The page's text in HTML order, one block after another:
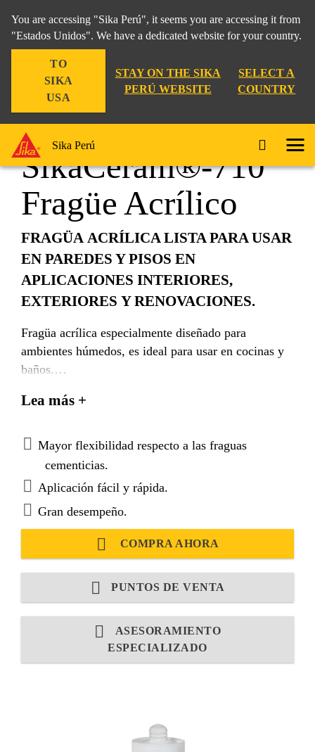
You are accessing "Sika Perú", it seems you are accessing it from
"Estados Unidos". We have a dedicated website for your country.
TO
SIKA
USA
STAY ON THE SIKA
PERÚ WEBSITE
SELECT A
COUNTRY
Sika Perú
Construcción SikaCeram®-710 Fragüe Acrílico
SikaCeram®-710
Fragüe Acrílico
FRAGÜA ACRÍLICA LISTA PARA USAR
EN PAREDES Y PISOS EN
APLICACIONES INTERIORES,
EXTERIORES Y RENOVACIONES.
Fragüa acrílica especialmente diseñado para
ambientes húmedos, es ideal para usar en cocinas y
baños.
renovación una vez que la fragua existente se
Lea más +
Mayor flexibilidad respecto a las fraguas
cementicias.
Aplicación fácil y rápida.
Gran desempeño.
COMPRA AHORA
PUNTOS DE VENTA
ASESORAMIENTO
ESPECIALIZADO